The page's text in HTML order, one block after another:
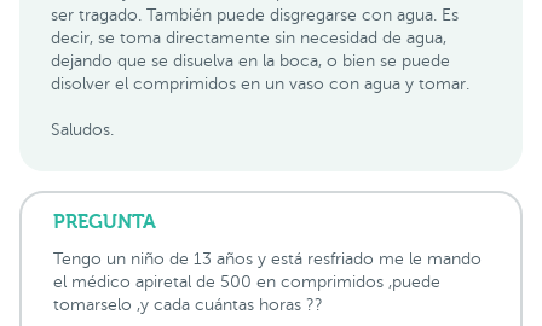
ser tragado. También puede disgregarse con agua. Es
decir, se toma directamente sin necesidad de agua,
dejando que se disuelva en la boca, o bien se puede
disolver el comprimidos en un vaso con agua y tomar.
Saludos.
PREGUNTA
Tengo un niño de 13 años y está resfriado me le mando
el médico apiretal de 500 en comprimidos ,puede
tomarselo ,y cada cuántas horas ??